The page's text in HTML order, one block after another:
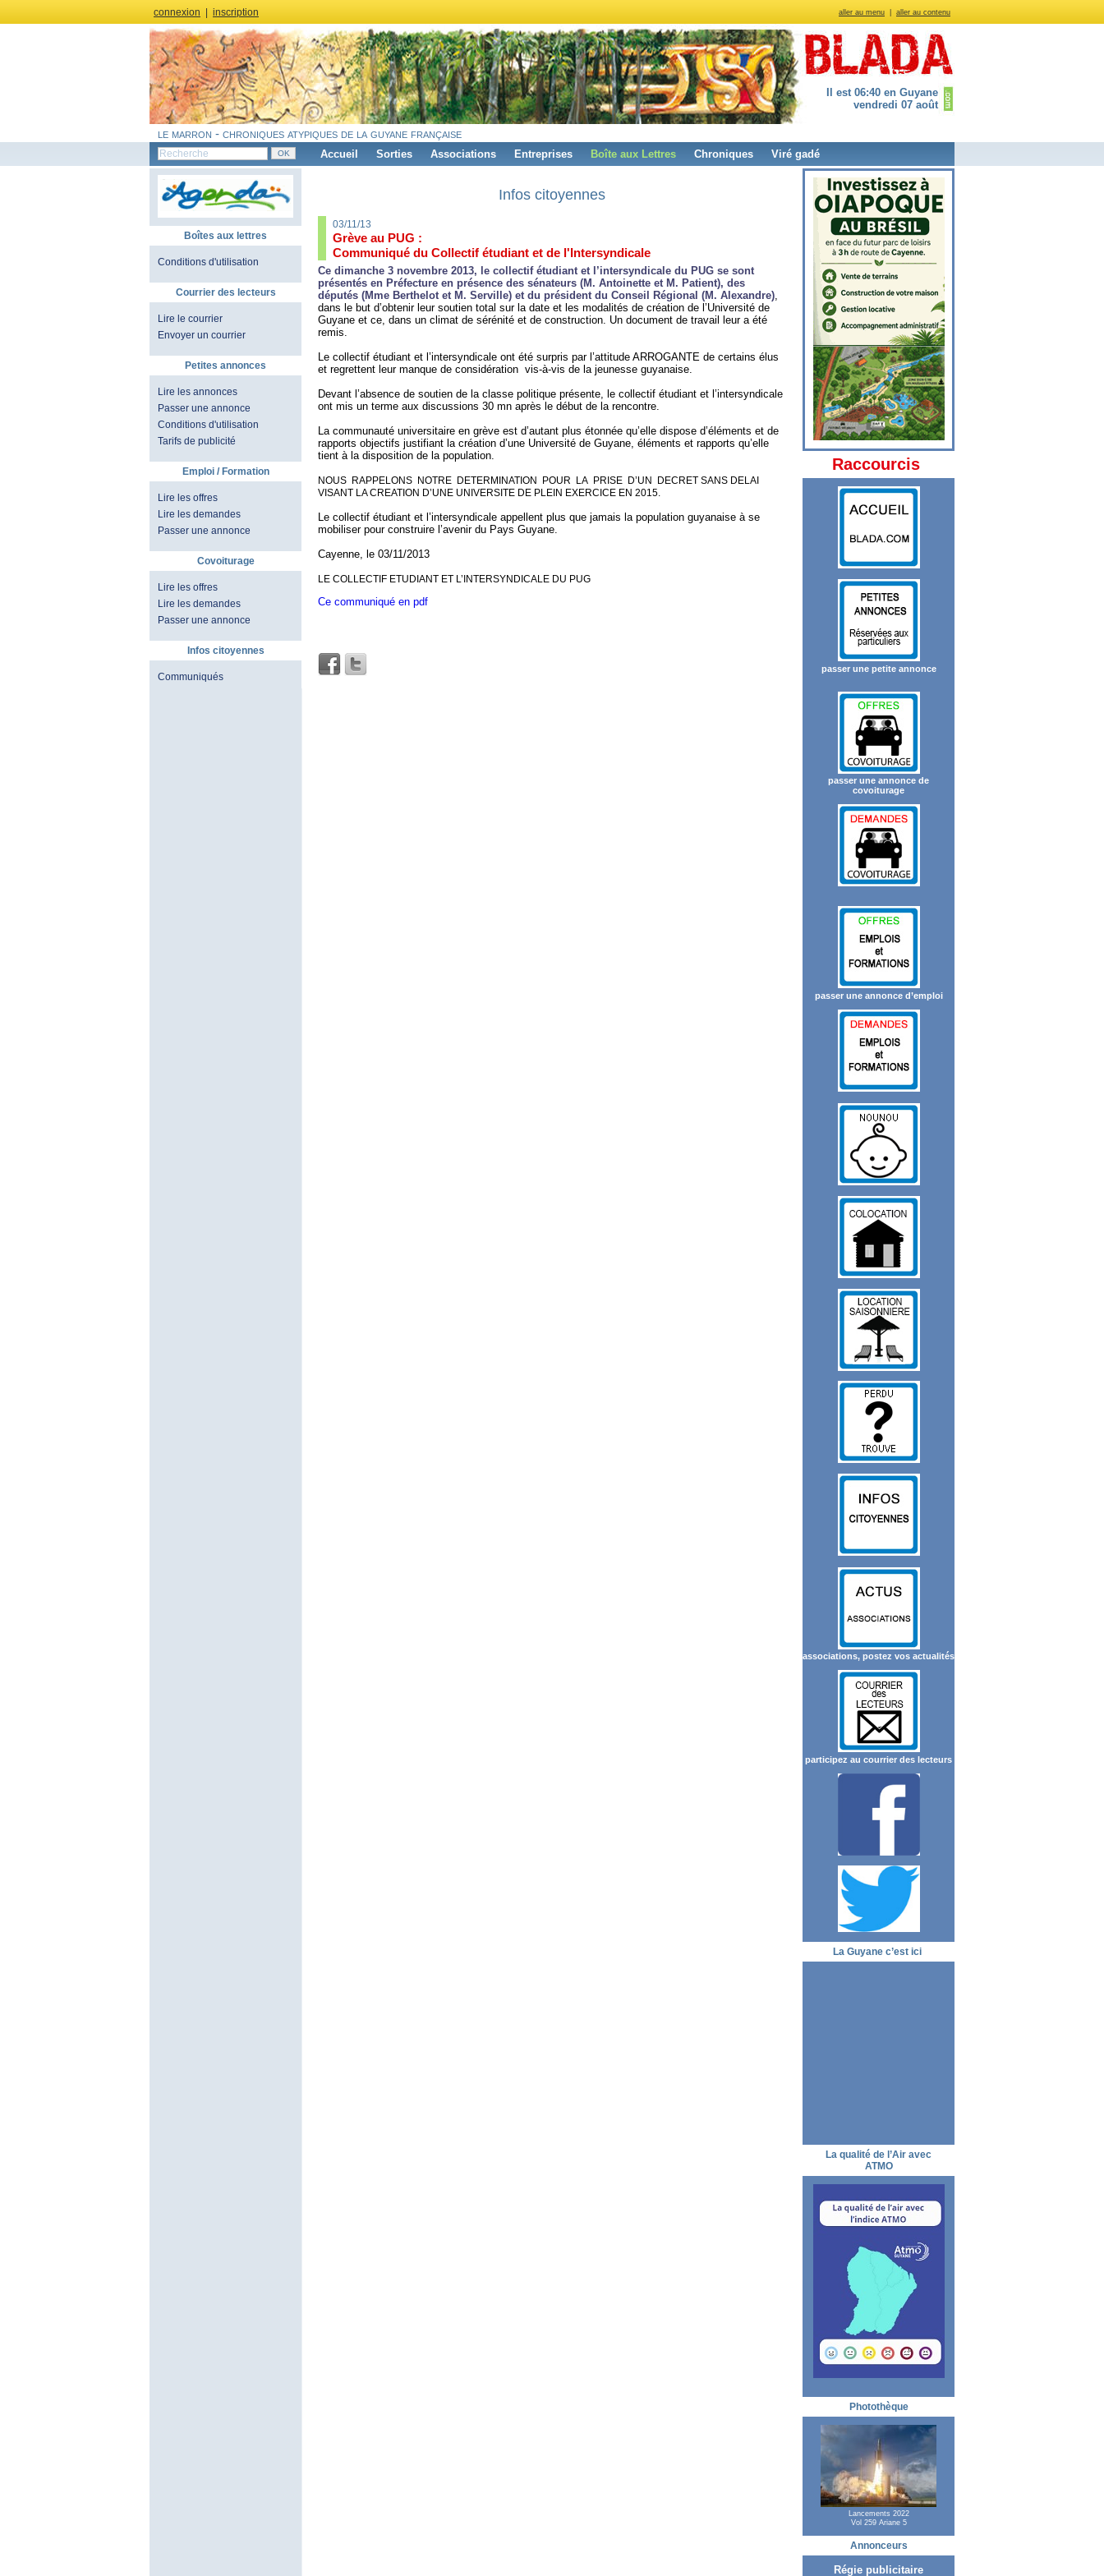
aller au menu aller au contenu
connexion inscription
Il est 06:40 en Guyane
vendredi 07 août
le marron - chroniques atypiques de la guyane française
Accueil Sorties Associations Entreprises Boîte aux Lettres Chroniques Viré gadé
Boîtes aux lettres
Conditions d'utilisation
Courrier des lecteurs
Lire le courrier
Envoyer un courrier
Petites annonces
Lire les annonces
Passer une annonce
Conditions d'utilisation
Tarifs de publicité
Emploi / Formation
Lire les offres
Lire les demandes
Passer une annonce
Covoiturage
Lire les offres
Lire les demandes
Passer une annonce
Infos citoyennes
Communiqués
Infos citoyennes
03/11/13
Grève au PUG :
Communiqué du Collectif étudiant et de l'Intersyndicale
Ce dimanche 3 novembre 2013, le collectif étudiant et l’intersyndicale du PUG se sont
présentés en Préfecture en présence des sénateurs (M. Antoinette et M. Patient), des
députés (Mme Berthelot et M. Serville) et du président du Conseil Régional (M. A lexandre)
dans le but d’obtenir leur soutien total sur la date et les modalités de création de l’Université de
Guyane et ce, dans un climat de sérénité et de construction. Un document de travail leur a été
remis.
Le collectif étudiant et l’intersyndicale ont été surpris par l’attitude ARROGANTE de certains élus
et regrettent leur manque de considération vis-à-vis de la jeunesse guyanaise.
Devant l’absence de soutien de la classe politique présente, le collectif étudiant et l’intersyndicale
ont mis un terme aux discussions 30 mn après le début de la rencontre.
La communauté universitaire en grève est d’autant plus étonnée qu’elle dispose d’éléments et de
rapports objectifs justifiant la création d’une Université de Guyane, éléments et rapports qu’elle
tient à la disposition de la population.
NOUS RAPPELONS NOTRE DETERMINATION POUR LA PRISE D’UN DECRET SANS DELAI
VISANT LA CREATION D’UNE UNIVERSITE DE PLEIN EXERCICE EN 2015.
Le collectif étudiant et l’intersyndicale appellent plus que jamais la population guyanaise à se
mobiliser pour construire l’avenir du Pays Guyane.
Cayenne, le 03/11/2013
LE COLLECTIF ETUDIANT ET L’INTERSYNDICALE DU PUG
Ce communiqué en pdf
Raccourcis
passer une petite annonce
passer une annonce de
covoiturage
passer une annonce d’emploi
associations, postez vos actualités
participez au courrier des lecteurs
La Guyane c’est ici
La qualité de l’Air avec
ATMO
Photothèque
Lancements 2022
Vol 259 Ariane 5
Annonceurs
Régie publicitaire